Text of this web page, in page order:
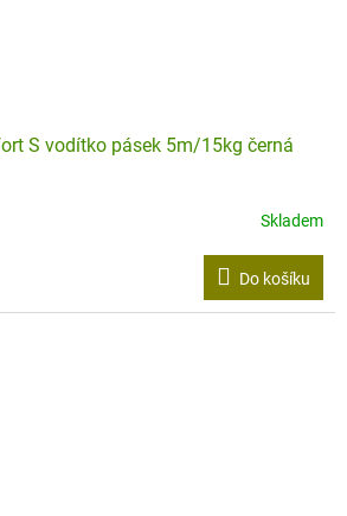
S vodítko pásek 5m/15kg černá
Skladem
Do košíku